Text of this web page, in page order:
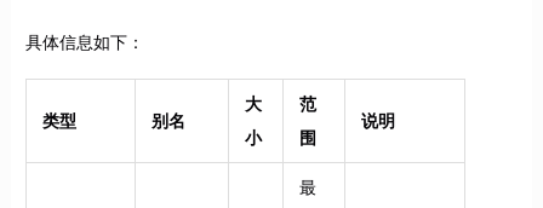
具体信息如下：
类型 别名
大
小
范
围
说明
最